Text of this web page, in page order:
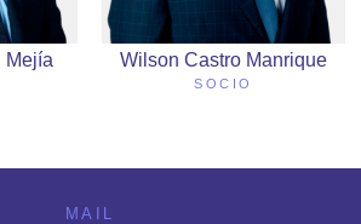
Mejía Wilson Castro Manrique
SOCIO
MAIL